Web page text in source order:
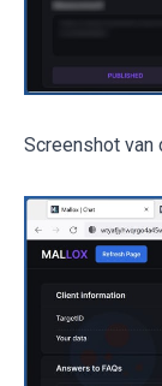
Screenshot van